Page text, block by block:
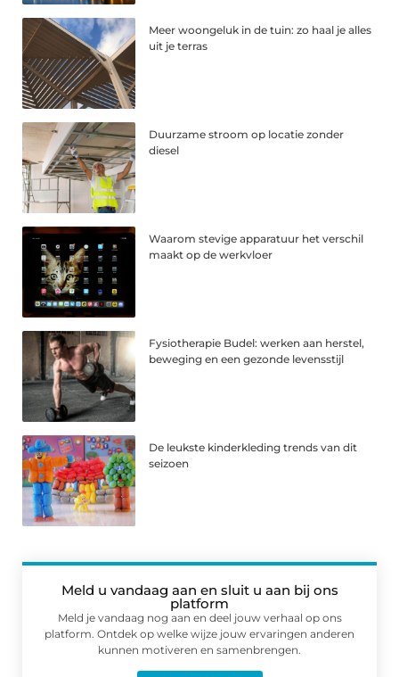
Meer woongeluk in de tuin: zo haal je alles
uit je terras
Duurzame stroom op locatie zonder
diesel
Waarom stevige apparatuur het verschil
maakt op de werkvloer
Fysiotherapie Budel: werken aan herstel,
beweging en een gezonde levensstijl
De leukste kinderkleding trends van dit
seizoen
Meld u vandaag aan en sluit u aan bij ons
platform
Meld je vandaag nog aan en deel jouw verhaal op ons
platform. Ontdek op welke wijze jouw ervaringen anderen
kunnen motiveren en samenbrengen.